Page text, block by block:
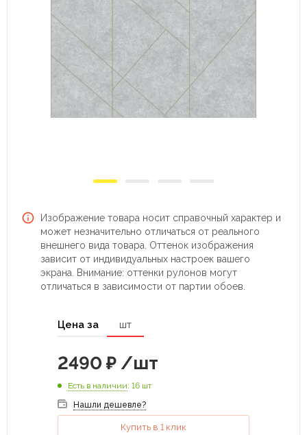
Изображение товара носит справочный характер и
может незначительно отличаться от реального
внешнего вида товара. Оттенок изображения
зависит от индивидуальных настроек вашего
экрана. Внимание: оттенки рулонов могут
отличаться в зависимости от партии обоев.
Цена за шт
2490 ₽ /шт
Есть в наличии: 16 шт
Нашли дешевле?
Купить в 1 клик